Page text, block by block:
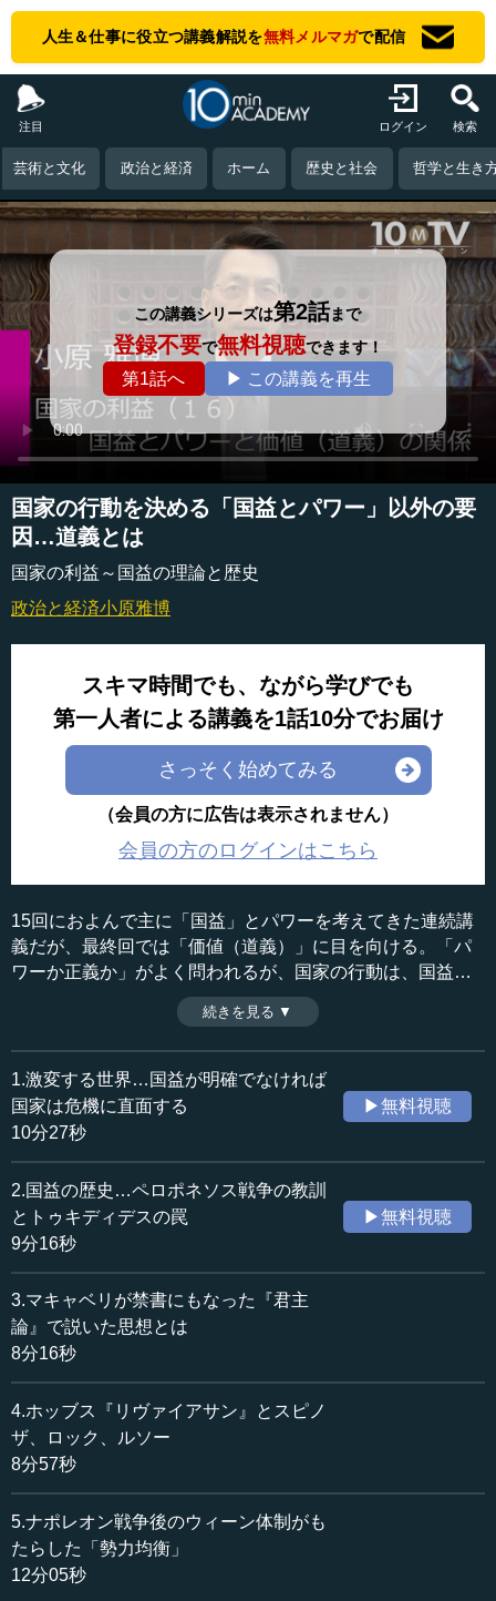
人生＆仕事に役立つ講義解説を無料メルマガで配信
注目 ログイン 検索
芸術と文化 政治と経済 ホーム 歴史と社会 哲学と生き
この講義シリーズは第2話まで
登録不要で無料視聴できます！
第1話へ ▶ この講義を再生
国家の行動を決める「国益とパワー」以外の要
因…道義とは
国家の利益～国益の理論と歴史
政治と経済小原雅博
スキマ時間でも、ながら学びでも
第一人者による講義を1話10分でお届け
さっそく始めてみる
（会員の方に広告は表示されません）
会員の方のログインはこちら
15回におよんで主に「国益」とパワーを考えてきた連続講
義だが、最終回では「価値（道義）」に目を向ける。「パ
ワーか正義か」がよく問われるが、国家の行動は、国益と
パワーだけで決定されるわけではない。道義が国益に優越
した例として、ナチス・ドイツに立ち向かったイギリスや
ケネディの決断がある。（全16話中第16話）
収録日：2019年4月4日
追加日：2019年8月11日
カテゴリー：
国際
国際一般
≪全文≫
●パワーか正義か、リアリズムかリベラリズムか
今回が、「国益」に関する講座の最終回となります。こ
に、価値（道義）の問題を考えてみたいと思います。
国益をめぐる対立や紛争をどう解決するのか。世界大戦
は大きな転機となりました。平和のための知的探求と議論
が重ねられ、政治や外交にも反映されました。そこでは、
人間性を論じる視点の違いから、理性（つまり、法や道
義）を重視するリベラリズム（あるいは理想主義）と権力
が対峙してきました。
リベラリズムは、国際法や国際世論による平和の実現を
目指し、リアリズムは国益とパワーを国際関係の重要な決
続きを見る ▼
1.激変する世界…国益が明確でなければ
国家は危機に直面する
10分27秒
▶無料視聴
2.国益の歴史…ペロポネソス戦争の教訓
とトゥキディデスの罠
9分16秒
▶無料視聴
3.マキャベリが禁書にもなった『君主
論』で説いた思想とは
8分16秒
4.ホッブス『リヴァイアサン』とスピノ
ザ、ロック、ルソー
8分57秒
5.ナポレオン戦争後のウィーン体制がも
たらした「勢力均衡」
12分05秒